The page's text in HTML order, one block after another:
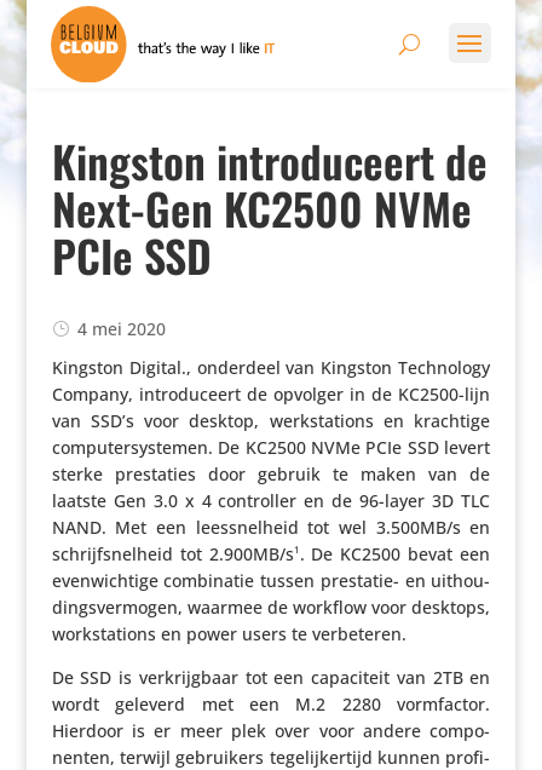
Kingston introduceert de
Next-Gen KC2500 NVMe
PCIe SSD
4 mei 2020
Kingston Digital., onderdeel van Kingston Tech­no­logy
Company, intro­du­ceert de opvolger in de KC2500-lijn
van SSD’s voor desktop, werk­sta­tions en krachtige
compu­ter­sys­temen. De KC2500 NVMe PCIe SSD levert
sterke pres­ta­ties door gebruik te maken van de
laatste Gen 3.0 x 4 controller en de 96-layer 3D TLC
NAND. Met een lees­snel­heid tot wel 3.500MB/s en
schrijf­snel­heid tot 2.900MB/s1 . De KC2500 bevat een
even­wich­tige combi­natie tussen prestatie- en uithou­
dings­ver­mogen, waarmee de workflow voor desktops,
work­sta­tions en power users te verbeteren.
De SSD is verkrijg­baar tot een capa­ci­teit van 2TB en
wordt geleverd met een M.2 2280 vorm­factor.
Hierdoor is er meer plek over voor andere compo­
nenten, terwijl gebrui­kers tege­lij­ker­tijd kunnen profi­